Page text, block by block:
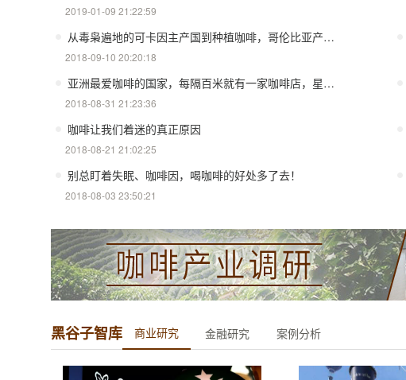
2019-01-09 21:22:59
从毒枭遍地的可卡因主产国到种植咖啡，哥伦比亚产地的辛酸往事
2018-09-10 20:20:18
亚洲最爱咖啡的国家，每隔百米就有一家咖啡店，星巴克在这没生意
2018-08-31 21:23:36
咖啡让我们着迷的真正原因
2018-08-21 21:02:25
别总盯着失眠、咖啡因，喝咖啡的好处多了去！
2018-08-03 23:50:21
黑谷子智库 商业研究 金融研究 案例分析